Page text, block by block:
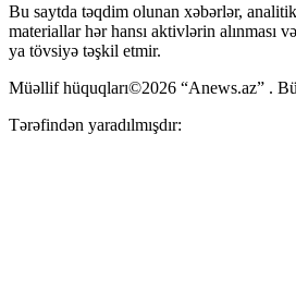
Bu saytda təqdim olunan xəbərlər,
materiallar hər hansı aktivlərin alınması
ya tövsiyə təşkil etmir.
Müəllif hüquqları©2026 “Anews.az” .
Tərəfindən yaradılmışdır: